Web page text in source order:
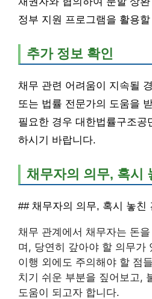
정부 지원 프로그램을 활용
추가 정보 확인
채무 관련 어려움이 지속될
또는 법률 전문가의 도움을
필요한 경우 대한법률구조공
하시기 바랍니다.
채무자의 의무, 혹시
## 채무자의 의무, 혹시 놓친
채무 관계에서 채무자는 돈
며, 당연히 갚아야 할 의무가
이행 외에도 주의해야 할 점
치기 쉬운 부분을 짚어보고,
도움이 되고자 합니다.